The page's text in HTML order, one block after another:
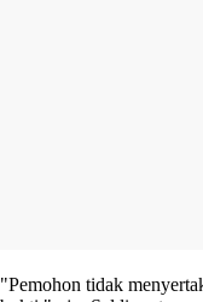
"Pemohon tidak